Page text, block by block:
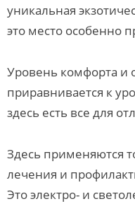
уникальная
это место особенно
Уровень комфорта и
приравнивается к
здесь есть все для
Здесь применяются
лечения и
Это электро- и